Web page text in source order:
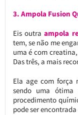
3. Ampola Fusion
Eis outraampola
tem, se não me
uma é com
Das três, a mais
Ela age com força
sendo uma
procedimento
pode ser